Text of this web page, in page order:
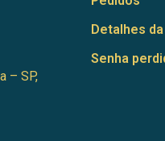
– SP,
Detalhes
Senha